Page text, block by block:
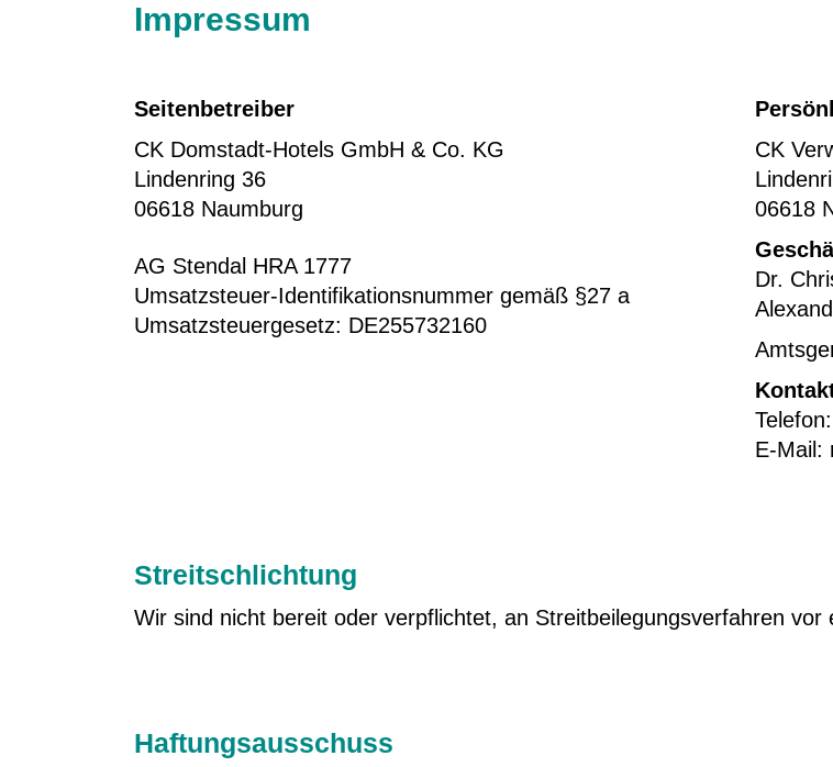
Impressum
Seitenbetreiber
CK Domstadt-Hotels GmbH & Co. KG
Lindenring 36
06618 Naumburg
AG Stendal HRA 1777
Umsatzsteuer-Identifikationsnummer gemäß §27 a
Umsatzsteuergesetz: DE255732160
CK
06618
Dr.
E-Mail:
Streitschlichtung
Wir sind nicht bereit oder verpflichtet, an Streitbeilegungsverfahren
Haftungsausschuss